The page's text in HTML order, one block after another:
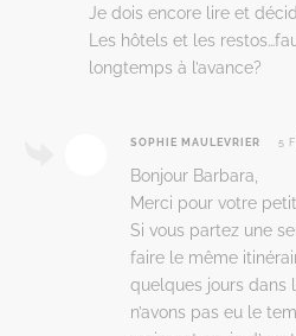
Je dois encore lire et
Les hôtels et les
longtemps à l’avance?
SOPHIE MAULEVRIER 5
Bonjour Barbara,
Merci pour votre
Si vous partez une
faire le même
quelques jours dans
n’avons pas eu le